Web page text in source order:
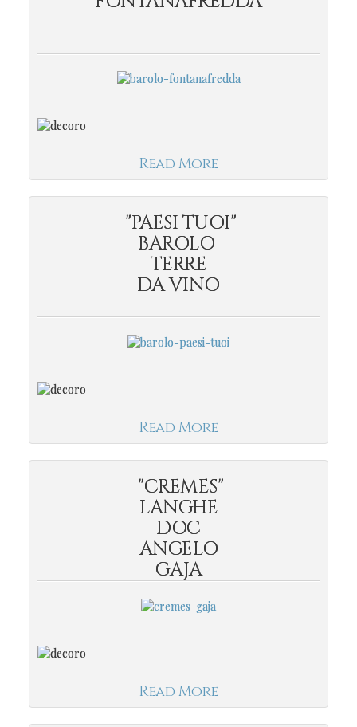
Read More
"PAESI TUOI"
BAROLO
TERRE
DA VINO
Read More
"CREMES"
LANGHE
DOC
ANGELO
GAJA
Read More